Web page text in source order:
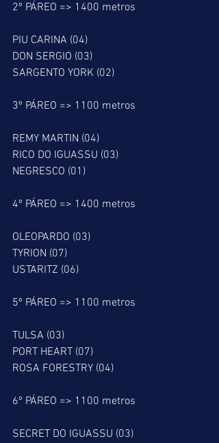
2º PÁREO => 1400 metros
PIU CARINA (04)
DON SERGIO (03)
SARGENTO YORK (02)
3º PÁREO => 1100 metros
REMY MARTIN (04)
RICO DO IGUASSU (03)
NEGRESCO (01)
4º PÁREO => 1400 metros
OLEOPARDO (03)
TYRION (07)
USTARITZ (06)
5º PÁREO => 1100 metros
TULSA (03)
PORT HEART (07)
ROSA FORESTRY (04)
6º PÁREO => 1100 metros
SECRET DO IGUASSU (03)